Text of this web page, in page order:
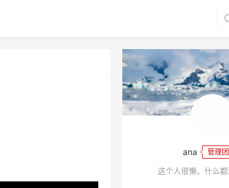
ana 管理
这个人很懒，什么